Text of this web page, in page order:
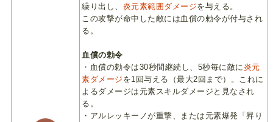
繰り出し、 炎元素範囲ダメージを与える。
この攻撃が命中した敵には血償の勅令が付与され
る。
血償の勅令
・血償の勅令は30秒間継続し、5秒毎に敵に炎元
素ダメージ を1回与える（最大2回まで）。これに
よるダメージは元素スキルダメージと見なされ
る。
・アルレッキーノが重撃、または元素爆発「昇り